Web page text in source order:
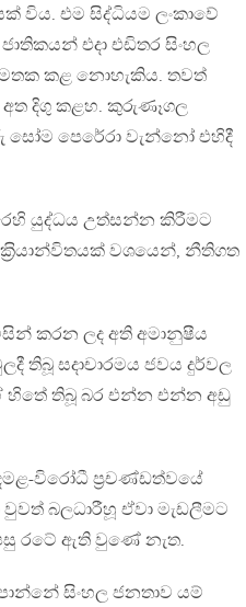
විය. එම සිද්ධියම ලංකාවේ
එදා එඩිතර සිංහල
කළ නොහැකිය. තවත්
දිගු කළහ. කුරුණෑගල
සෝම පෙරේරා වැන්නෝ එහිදී
යුද්ධය උත්සන්න කිරීමට
වශයෙන්, නීතිගත
කරන ලද අති අමානුෂීය
තිබූ සදාචාරමය ජවය දුර්වල
හිතේ තිබූ බර එන්න එන්න අඩු
විරෝධී ප‍්‍රචණ්ඩත්වයේ
බලධාරීහූ ඒවා මැඩලීමට
රටේ ඇති වුණේ නැත.
සිංහල ජනතාව යම්